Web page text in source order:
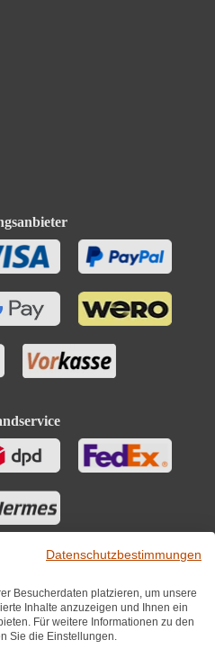
Datenschutzbestimmungen
Besucherdaten platzieren, um unsere
Inhalte anzuzeigen und Ihnen ein
Für weitere Informationen zu den
Sie die Einstellungen.